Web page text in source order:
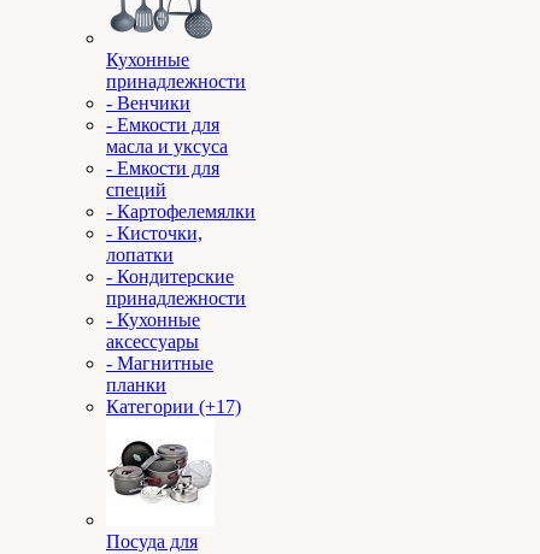
Кухонные
принадлежности
- Венчики
- Емкости для
масла и уксуса
- Емкости для
специй
- Картофелемялки
- Кисточки,
лопатки
- Кондитерские
принадлежности
- Кухонные
аксессуары
- Магнитные
планки
Категории (+17)
Посуда для